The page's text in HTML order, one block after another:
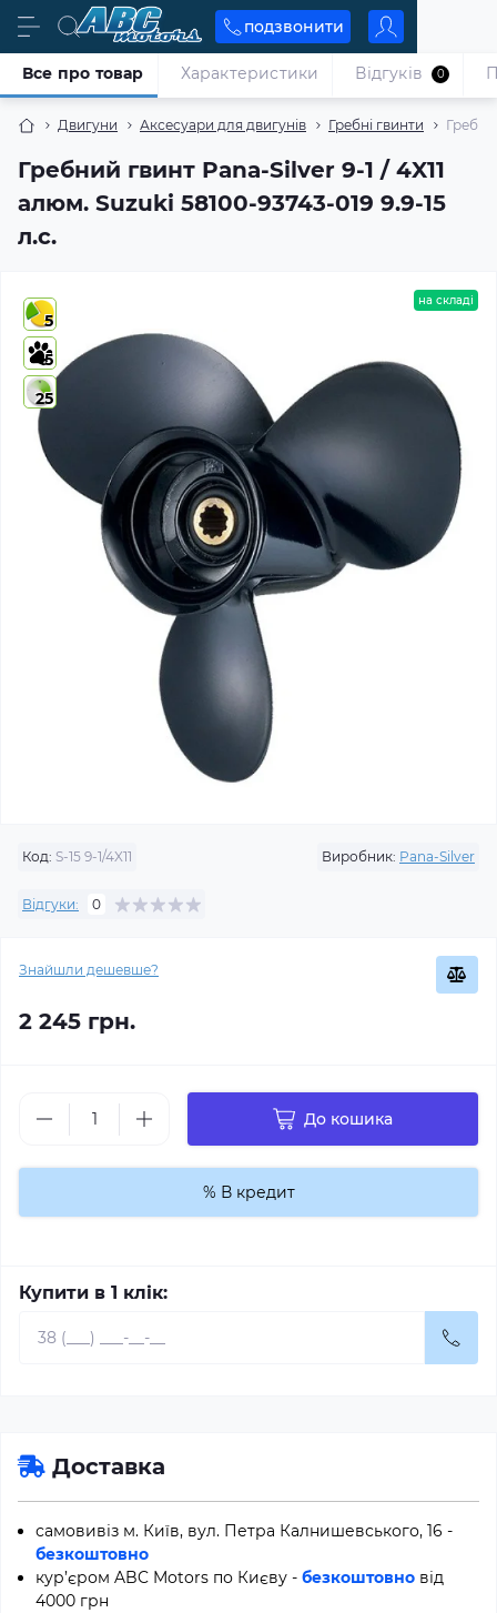
подзвонити
Двигуни Аксесуари для двигунів Гребні гвинти
Гребний гвинт Pana-Silver 9-1 / 4X11
алюм. Suzuki 58100-93743-019 9.9-15
л.с.
Все про товар Характеристики Відгуків 0
5
5
25
на складі
Код: S-15 9-1/4X11 Виробник: Pana-Silver
Відгуки: 0
Знайшли дешевше?
2 245 грн.
До кошика
% В кредит
Купити в 1 клік:
Доставка
самовивіз м. Київ, вул. Петра Калнишевського, 16 -
безкоштовно
кур’єром ABC Motors по Києву - безкоштовно від
4000 грн